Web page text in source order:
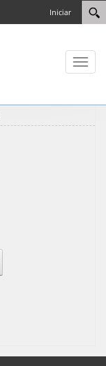
Iniciar
Toggle